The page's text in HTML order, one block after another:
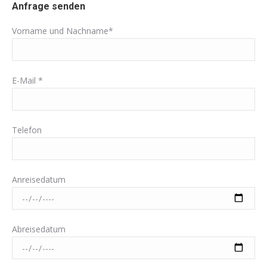
Anfrage senden
Vorname und Nachname*
E-Mail *
Telefon
Anreisedatum
Abreisedatum